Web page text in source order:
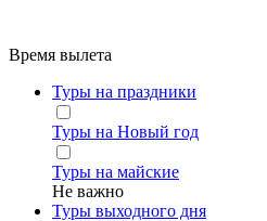
Время вылета
Туры на праздники
Туры на Новый год
Туры на майские
Не важно
Туры выходного дня